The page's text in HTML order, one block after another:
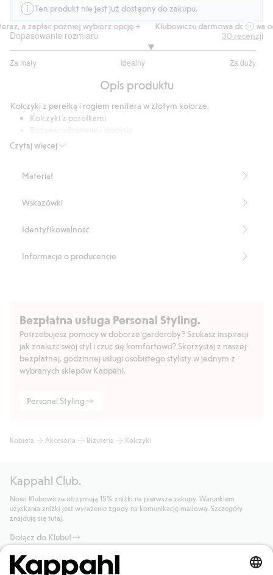
Ten produkt nie jest już dostępny do zakupu.
a zapłać później wybierz opcję +
Klubowiczu darmowa dostawa od
Dopasowanie rozmiaru
Za mały Idealny Za duży
na
21
głosów
30 recenzji
Opis produktu
Czytaj więcej
Kolczyki z perełką i rogiem renifera w złotym kolorze.
Kolczyki z perełkami
Długość: 2 cm
Recycled Metal
Materiał
Wskazówki
Identyfikowalność
Informacje o producencie
Bezpłatna usługa Personal Styling.
Potrzebujesz pomocy w doborze garderoby? Szukasz inspiracji
jak znaleźć swój styl i czuć się komfortowo? Skorzystaj z naszej
bezpłatnej, godzinnej usługi osobistego stylisty w jednym z
wybranych sklepów Kappahl.
Personal Styling
Kobieta Akcesoria Biżuteria Kolczyki
Kappahl Club.
Nowi Klubowicze otrzymują 15% zniżki na pierwsze zakupy. Warunkiem
uzyskania zniżki jest wyrażenie zgody na komunikację mailową. Szczegóły
znajdują się tutaj.
Dołącz do Klubu!